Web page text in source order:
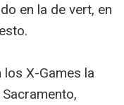
en la de vert, en
X-Games la